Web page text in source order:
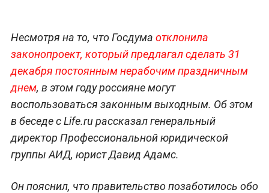
Несмотря на то, что Госдума отклонила
законопроект, который предлагал сделать 31
декабря постоянным нерабочим праздничным
днем, в этом году россияне могут
воспользоваться законным выходным. Об этом
в беседе с Life.ru рассказал генеральный
директор Профессиональной юридической
группы АИД, юрист Давид Адамс.
Он пояснил, что правительство позаботилось обо